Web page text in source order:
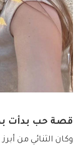
قصة حب بدأت
وكان الثنائي من